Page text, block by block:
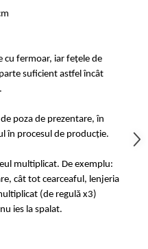
cu fermoar, iar fețele de
suficient astfel încât
poza de prezentare, în
în procesul de producție.
multiplicat. De exemplu:
cât tot cearceaful, lenjeria
(de regulă x3)
ies la spalat.